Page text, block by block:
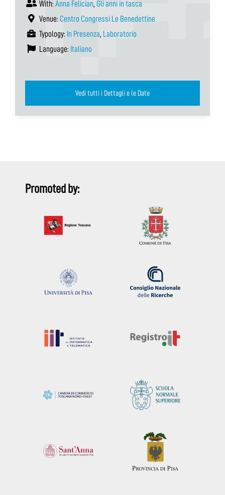
With: Anna Felician, Gli anni in tasca
Venue: Centro Congressi Le Benedettine
Typology: In Presenza, Laboratorio
Language: Italiano
Vedi tutti i Dettagli e le Date
Promoted by: